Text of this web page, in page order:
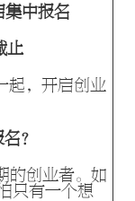
集中报名
止
起，开启创业
？
的创业者。如
有一个想